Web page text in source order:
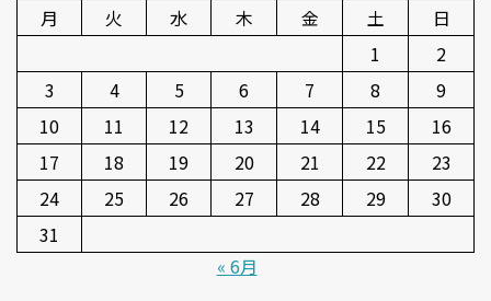
月
火 水 木 金 土
日
1
2
3
4 5 6 7 8
9
10
11 12 13 14 15
16
17
18 19 20 21 22
23
24
25 26 27 28 29
30
31
« 6月